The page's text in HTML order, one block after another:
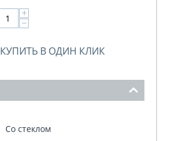
+
−
КУПИТЬ В ОДИН КЛИК
Со стеклом